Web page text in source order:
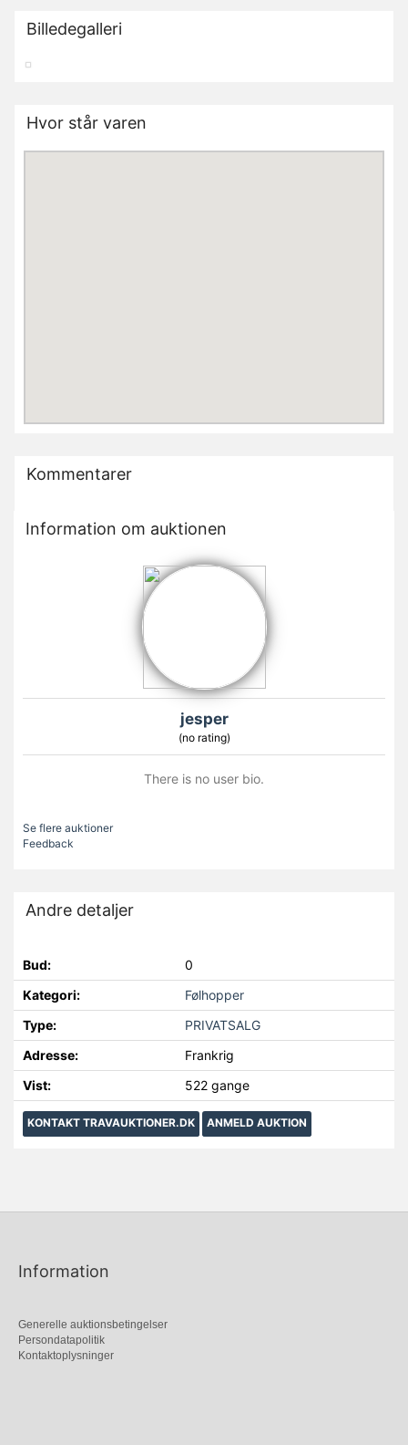
Billedegalleri
Hvor står varen
Kommentarer
Information om auktionen
jesper
(no rating)
There is no user bio.
Se flere auktioner
Feedback
Andre detaljer
Bud:
0
Kategori:
Følhopper
Type:
PRIVATSALG
Adresse:
Frankrig
Vist:
522 gange
KONTAKT TRAVAUKTIONER.DK ANMELD AUKTION
Information
Generelle auktionsbetingelser
Persondatapolitik
Kontaktoplysninger